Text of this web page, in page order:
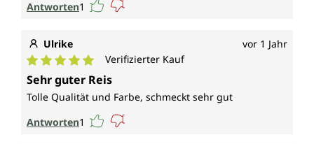
Antworten1
Ulrike vor 1 Jahr
Durchschnittliche Bewertung von 5 von 5 Sternen
Verifizierter Kauf
Sehr guter Reis
Tolle Qualität und Farbe, schmeckt sehr gut
Antworten1